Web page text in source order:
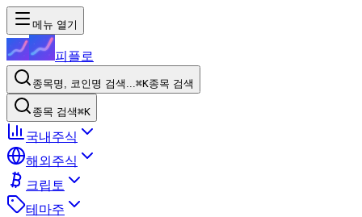
메뉴 열기
피플로
종목명, 코인명 검색...⌘K종목 검색
종목 검색⌘K
국내주식
해외주식
크립토
테마주